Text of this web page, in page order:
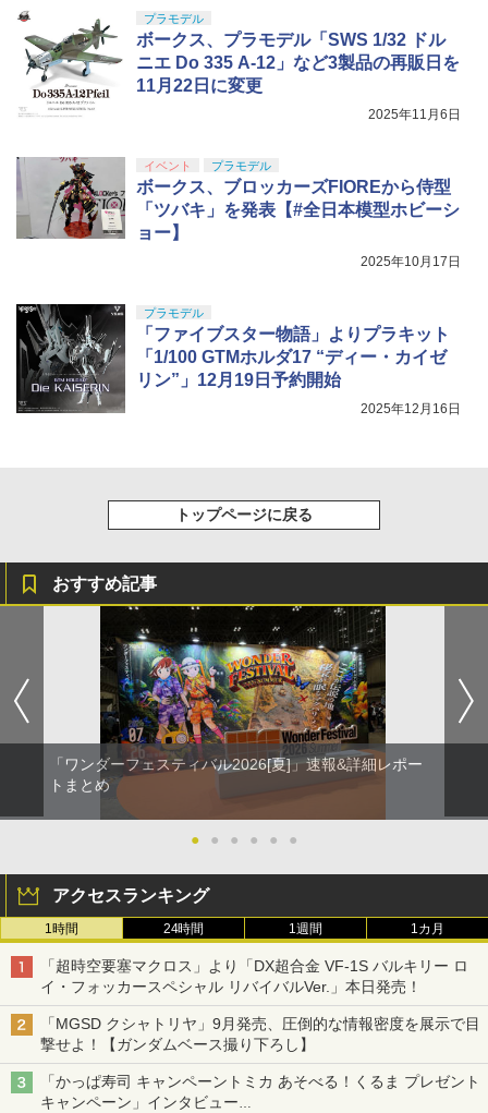
プラモデル
ボークス、プラモデル「SWS 1/32 ドル
ニエ Do 335 A-12」など3製品の再販日を
11月22日に変更
2025年11月6日
イベント プラモデル
ボークス、ブロッカーズFIOREから侍型
「ツバキ」を発表【#全日本模型ホビーシ
ョー】
2025年10月17日
プラモデル
「ファイブスター物語」よりプラキット
「1/100 GTMホルダ17 “ディー・カイゼ
リン”」12月19日予約開始
2025年12月16日
トップページに戻る
おすすめ記事
「ワンダーフェスティバル2026[夏]」速報&詳細レポー
トまとめ
● ● ● ● ● ●
アクセスランキング
1時間 24時間 1週間 1カ月
「超時空要塞マクロス」より「DX超合金 VF-1S バルキリー ロ
イ・フォッカースペシャル リバイバルVer.」本日発売！
「MGSD クシャトリヤ」9月発売、圧倒的な情報密度を展示で目
撃せよ！【ガンダムベース撮り下ろし】
「かっぱ寿司 キャンペーントミカ あそべる！くるま プレゼント
キャンペーン」インタビュー